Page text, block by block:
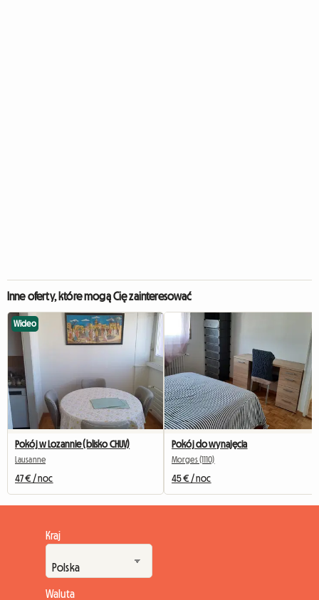
Inne oferty, które mogą Cię zainteresować
Wideo
Pokój w Lozannie (blisko CHUV)
Lausanne
47 € / noc
Pokój do wynajęcia
Morges (1110)
45 € / noc
Kraj
Waluta